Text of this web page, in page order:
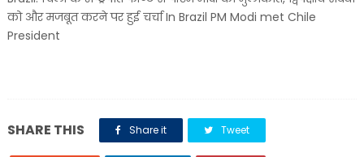
को और मजबूत करने पर हुई चर्चा In Brazil PM Modi met Chile
President
SHARE THIS Share it Tweet